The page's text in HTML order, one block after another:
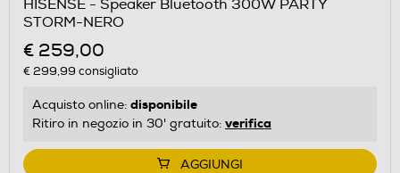
HISENSE - Speaker Bluetooth 300W PARTY
STORM-NERO
€ 259,00
€ 299,99 consigliato
Acquisto online: disponibile
Ritiro in negozio in 30' gratuito: verifica
AGGIUNGI